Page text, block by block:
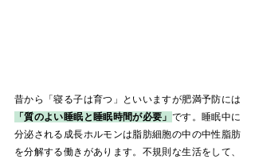
昔から「寝る子は育つ」といいますが肥満予防には
「質のよい睡眠と睡眠時間が必要」 です。睡眠中に
分泌される成長ホルモンは脂肪細胞の中の中性脂肪
を分解する働きがあります。不規則な生活をして、